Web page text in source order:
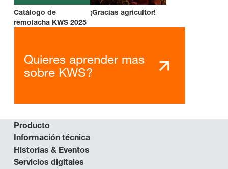
Catálogo de
remolacha KWS 2025
¡Gracias agricultor!
Quieres aprender mas
sobre KWS?
Producto
Información técnica
Historias & Eventos
Servicios digitales